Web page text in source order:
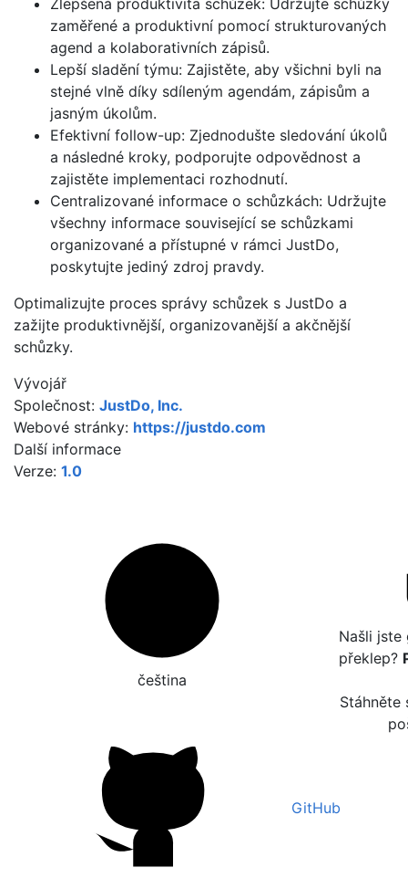
zaměřené a produktivní pomocí strukturovaných
agend a kolaborativních zápisů.
Lepší sladění týmu: Zajistěte, aby všichni byli na
stejné vlně díky sdíleným agendám, zápisům a
jasným úkolům.
Efektivní follow-up: Zjednodušte sledování úkolů
a následné kroky, podporujte odpovědnost a
zajistěte implementaci rozhodnutí.
Centralizované informace o schůzkách: Udržujte
všechny informace související se schůzkami
organizované a přístupné v rámci JustDo,
poskytujte jediný zdroj pravdy.
Optimalizujte proces správy schůzek s JustDo a
zažijte produktivnější, organizovanější a akčnější
schůzky.
Vývojář
Společnost: JustDo, Inc.
Webové stránky: https://justdo.com
Další informace
Verze: 1.0
čeština‎
Našli jste
překlep?
Stáhněte
GitHub